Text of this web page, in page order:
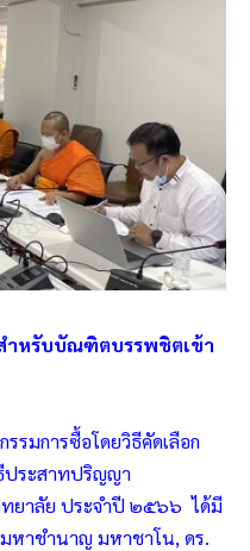
ำหรับบัณฑิตบรรพชิตเข้า
รมการซื้อโดยวิธีคัดเลือก
ประสาทปริญญา
ยาลัย ประจำปี ๒๕๖๖ ได้มี
หาชำนาญ มหาชาโน, ดร.